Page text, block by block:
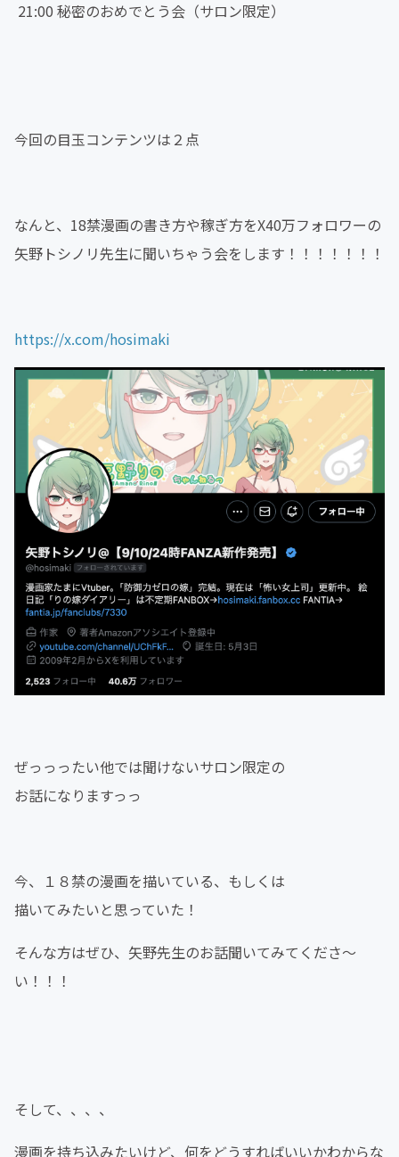
21:00 秘密のおめでとう会（サロン限定）
今回の目玉コンテンツは２点
なんと、18禁漫画の書き方や稼ぎ方をX40万フォロワーの
矢野トシノリ先生に聞いちゃう会をします！！！！！！！
https://x.com/hosimaki
ぜっっったい他では聞けないサロン限定の
お話になりますっっ
今、１８禁の漫画を描いている、もしくは
描いてみたいと思っていた！
そんな方はぜひ、矢野先生のお話聞いてみてくださ〜
い！！！
そして、、、、
漫画を持ち込みたいけど、何をどうすればいいかわからな